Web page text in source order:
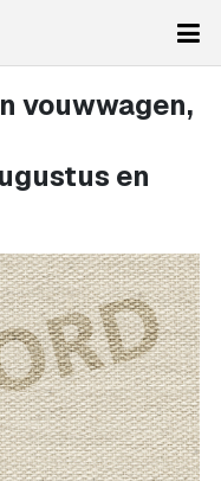
vouwwagen,
en